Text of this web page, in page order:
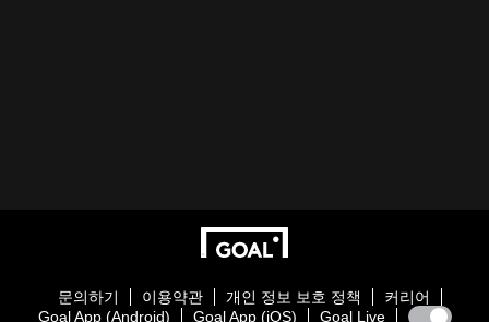
문의하기 이용약관 개인 정보 보호 정책
커리어
Goal App (Android)
Goal App (iOS) Goal Live